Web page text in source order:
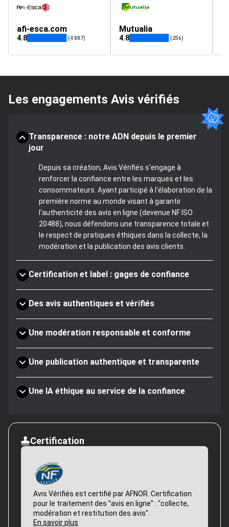
afi-esca.com
4.8 (4 887)
Mutualia
4.8 (256)
Les engagements Avis vérifiés
Transparence : notre ADN depuis le premier
jour
Depuis sa création, Avis Vérifiés s'engage à
renforcer la confiance entre les marques et les
consommateurs. Ayant participé à l'élaboration de la
première norme au monde visant à garantir
l'authenticité des avis en ligne (devenue NF ISO
20488), nous défendons une transparence totale et
le respect de pratiques éthiques dans la collecte, la
modération et la publication des avis clients.
Certification et label : gages de confiance
Des avis authentiques et vérifiés
Une modération responsable et conforme
Une publication authentique et transparente
Une IA éthique au service de la confiance
Certification
Avis Vérifiés est certifié par AFNOR. Certification
pour le traitement des "avis en ligne" : "collecte,
modération et restitution des avis".
En savoir plus